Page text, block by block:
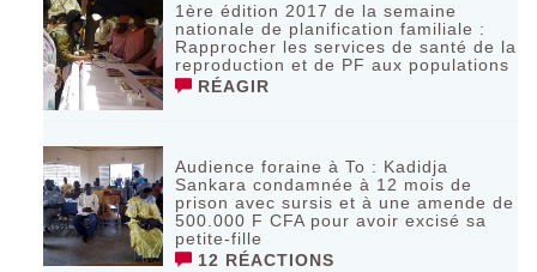
1ère édition 2017 de la semaine
nationale de planification familiale :
Rapprocher les services de santé de la
reproduction et de PF aux populations
RÉAGIR
Audience foraine à To : Kadidja
Sankara condamnée à 12 mois de
prison avec sursis et à une amende de
500.000 F CFA pour avoir excisé sa
petite-fille
12 RÉACTIONS